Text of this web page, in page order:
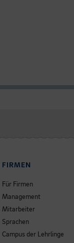
FIRMEN
Für Firmen
Management
Mitarbeiter
Sprachen
Campus der Lehrlinge